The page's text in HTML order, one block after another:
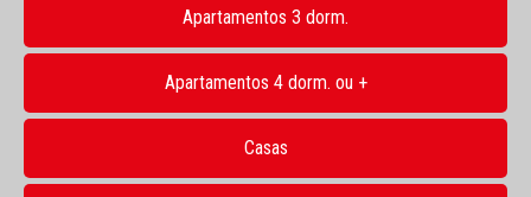
Apartamentos 3 dorm.
Apartamentos 4 dorm. ou +
Casas